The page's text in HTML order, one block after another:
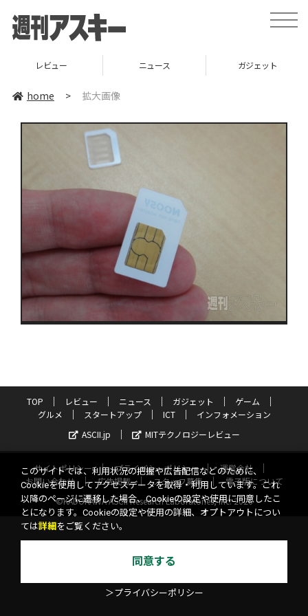
toggle
レビュー ニュース ガジェット
home > 拡大画像
TOP レビュー ニュース ガジェット
ゲーム
グルメ
スタートアップ ICT
インフォメーション
ASCII.jp
MITテクノロジーレビュー
サイトポリシー プライバシーポリシー
運営会社
お問い合わせ
広告掲載 スタッフ募集
電子版について
©KADOKAWA ASCII Research Laboratories, Inc. 2026
このサイトでは、利用状況の把握や広告配信などのために、
Cookieを使用してアクセスデータを取得・利用しています。これ
以降のページに遷移した場合、Cookieの設定や使用に同意したこ
とになります。Cookieの設定や使用の詳細、オプトアウトについ
ては詳細 をご覧ください。
同意する
＞プライバシーポリシー